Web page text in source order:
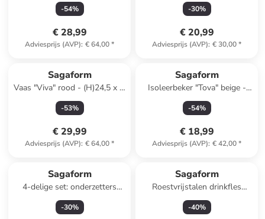
-54%
€ 28,99
Adviesprijs (AVP): € 64,00*
ml
-30%
€ 20,99
Adviesprijs (AVP): € 30,00*
Sagaform
Vaas "Viva" rood - (H)24,5 x Ø
20 cm
-53%
€ 29,99
Adviesprijs (AVP): € 64,00*
Sagaform
Isoleerbeker "Tova" beige -
320 ml
-54%
€ 18,99
Adviesprijs (AVP): € 42,00*
Sagaform
4-delige set: onderzetters
''Dante'' bruin - Ø 10 cm
-30%
Sagaform
Roestvrijstalen drinkfles
"Olle" goudkleurig - 500 ml
-40%